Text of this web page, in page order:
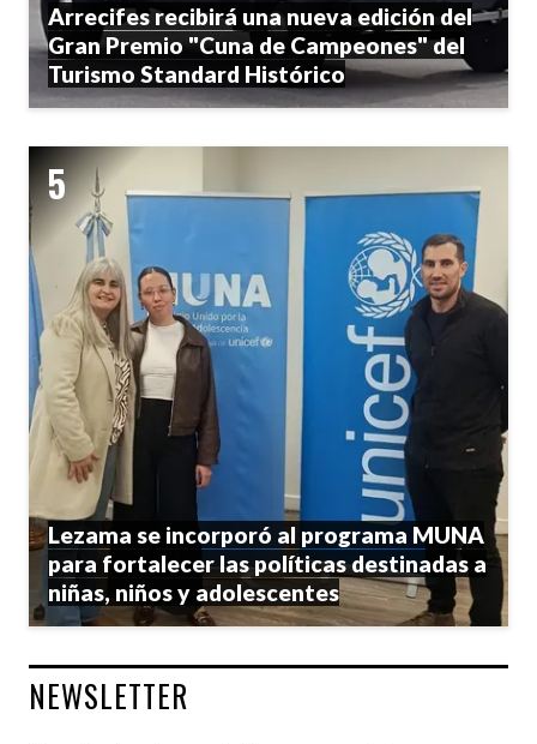
Arrecifes recibirá una nueva edición del
Gran Premio "Cuna de Campeones" del
Turismo Standard Histórico
Lezama se incorporó al programa MUNA
para fortalecer las políticas destinadas a
niñas, niños y adolescentes
NEWSLETTER